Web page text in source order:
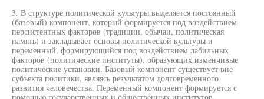
3. В структуре политической культуры выделяется постоянный
(базовый) компонент, который формируется под воздействием
персистентных факторов (традиции, обычаи, политическая
память) и закладывает основы политической культуры и
переменный, формирующийся под воздействием лабильных
факторов (политические институты), образующих изменчивые
политические установки. Базовый компонент существует вне
субъекта политики, являясь результатом долговременного
развития человечества. Переменный компонент формируется с